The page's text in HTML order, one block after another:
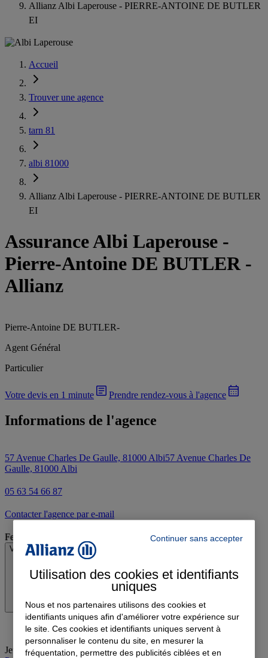
Allianz Albi Laperouse - PIERRE-ANTOINE DE BUTLER
EI
Accueil
Trouver une agence
tarn 81
albi 81000
Allianz Albi Laperouse - PIERRE-ANTOINE DE BUTLER
EI
Assurance Albi Laperouse -
Pierre-Antoine DE BUTLER -
Allianz
Pierre-Antoine DE BUTLER-
Agent Général
Particulier
Votre devis en 1 minute Prendre rendez-vous à l'agence
Informations de l'agence
57 Avenue Charles De Gaulle, 81000 Albi57 Avenue Charles De
Gaulle, 81000 Albi
05 63 54 66 87
Contacter l'agence par e-mail
Fermé
Voir les horaires
Jeudi : 09:00-12:00, 14:00-18:00
Continuer sans accepter
Utilisation des cookies et identifiants
uniques
Nous et nos partenaires utilisons des cookies et
identifiants uniques afin d'améliorer votre expérience sur
le site. Ces cookies et identifiants uniques servent à
personnaliser le contenu du site, en mesurer la
fréquentation, permettre des publicités ciblées et en